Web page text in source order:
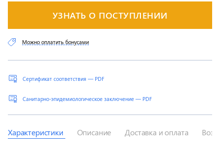
УЗНАТЬ О ПОСТУПЛЕНИИ
Сертификат соответствия — PDF
Санитарно-эпидемиологическое заключение — PDF
Можно оплатить бонусами
Характеристики Описание Доставка и оплата